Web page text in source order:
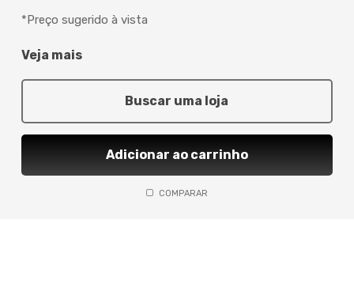
*Preço sugerido à vista
Buscar uma loja
Adicionar ao carrinho
Veja mais
COMPARAR